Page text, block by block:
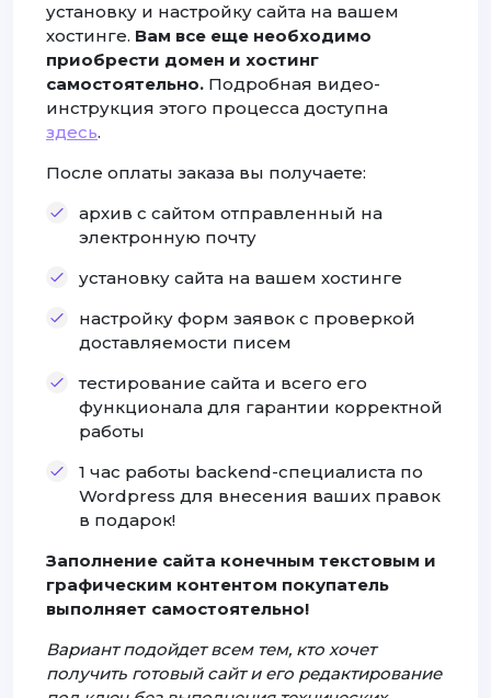
установку и настройку сайта на вашем
хостинге. Вам все еще необходимо
приобрести домен и хостинг
самостоятельно. Подробная видео-
инструкция этого процесса доступна
здесь.
После оплаты заказа вы получаете:
архив с сайтом отправленный на
электронную почту
установку сайта на вашем хостинге
настройку форм заявок с проверкой
доставляемости писем
тестирование сайта и всего его
функционала для гарантии корректной
работы
1 час работы backend-специалиста по
Wordpress для внесения ваших правок
в подарок!
Заполнение сайта конечным текстовым и
графическим контентом покупатель
выполняет самостоятельно!
Вариант подойдет всем тем, кто хочет
получить готовый сайт и его редактирование